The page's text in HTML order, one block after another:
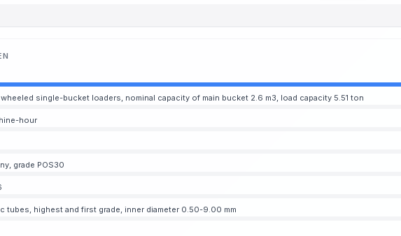
single-bucket loaders, nominal capacity of main bucket 2.6 m3, load capacity 5.51 ton
hour
grade POS30
tubes, highest and first grade, inner diameter 0.50-9.00 mm